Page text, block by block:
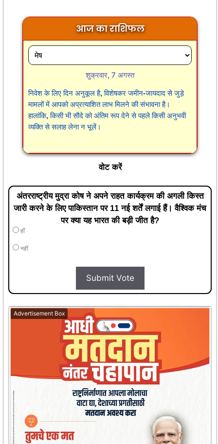
आज का राशिफल
शुक्रवार, 7 अगस्त
निवेश के लिए दिन अनुकूल है, विशेषकर जमीन-जायदाद से जुड़े
मामलों में आपको अप्रत्याशित लाभ मिलने की संभावना है।
हालांकि, किसी भी सौदे को अंतिम रूप देने से पहले किसी अनुभवी
व्यक्ति से सलाह लेना न भूलें।
वोट करें
अंतरराष्ट्रीय मुद्रा कोष ने अपने राहत कार्यक्रम की अगली किस्त
जारी करने के लिए पाकिस्तान पर 11 नई शर्तें लगाई हैं। वैश्विक मंच
पर क्या यह भारत की बड़ी जीत है?
हाँ
नहीं
Submit Vote
Advertisement Box